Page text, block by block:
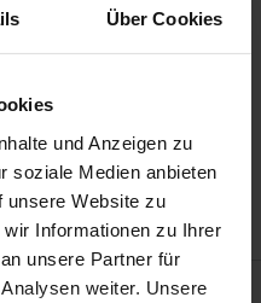
Über Cookies
und Anzeigen zu
soziale Medien anbieten
unsere Website zu
Informationen zu Ihrer
unsere Partner für
weiter. Unsere
Cart